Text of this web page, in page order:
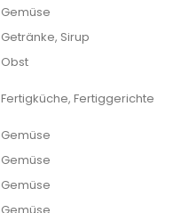
Gemüse
Getränke, Sirup
Obst
Fertigküche, Fertiggerichte
Gemüse
Gemüse
Gemüse